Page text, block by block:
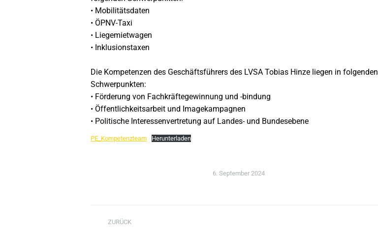
• Mobilitätsdaten
• ÖPNV-Taxi
• Liegemietwagen
• Inklusionstaxen
Die Kompetenzen des Geschäftsführers des LVSA Tobias Hinze liegen in folgenden
Schwerpunkten:
• Förderung von Fachkräftegewinnung und -bindung
• Öffentlichkeitsarbeit und Imagekampagnen
• Politische Interessenvertretung auf Landes- und Bundesebene
PE_Kompetenzteam Herunterladen
6. September 2024
Kommentarnavigation
ZURÜCK